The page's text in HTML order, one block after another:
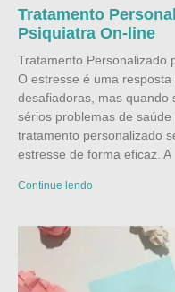
Tratamento
Psiquiatra On-line
Tratamento Personalizado
O estresse é uma
desafiadoras, mas quando
sérios problemas de
tratamento personalizado
estresse de forma eficaz. A
Continue lendo